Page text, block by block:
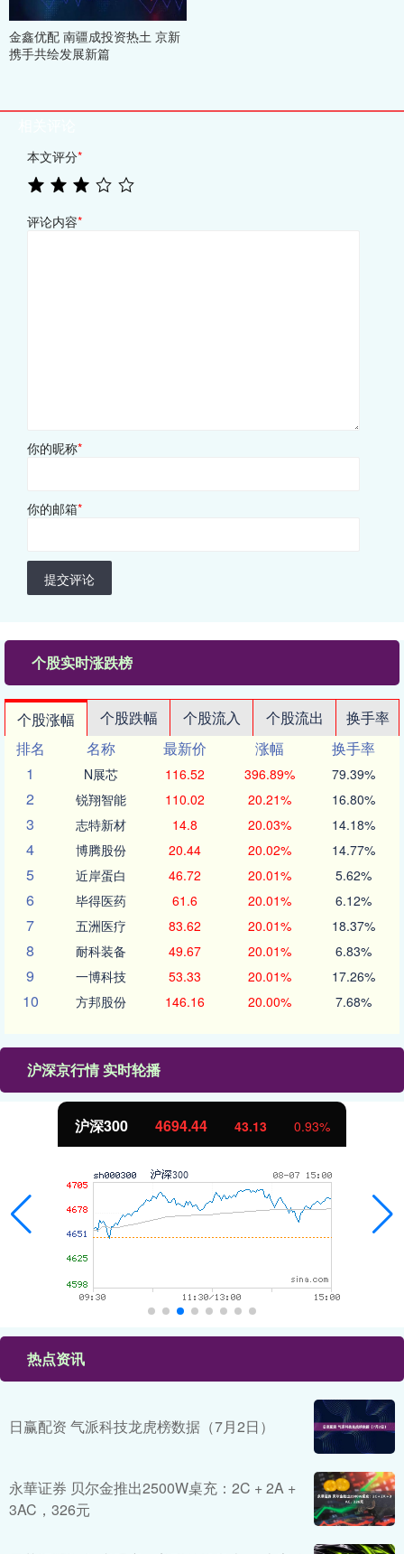
金鑫优配 南疆成投资热土 京新
携手共绘发展新篇
本文评分*
评论内容*
你的昵称*
你的邮箱*
提交评论
个股实时涨跌榜
个股涨幅 个股跌幅 个股流入 个股流出
换手率
排名
名称 最新价 涨幅
换手率
1
N展芯 116.52 396.89% 79.39%
2 锐翔智能 110.02 20.21% 16.80%
3 志特新材 14.8 20.03% 14.18%
4 博腾股份 20.44 20.02% 14.77%
5 近岸蛋白 46.72 20.01% 5.62%
6 毕得医药 61.6 20.01% 6.12%
7 五洲医疗 83.62 20.01% 18.37%
8 耐科装备 49.67 20.01% 6.83%
9 一博科技 53.33 20.01% 17.26%
10 方邦股份 146.16 20.00% 7.68%
沪深京行情 实时轮播
沪深300 4694.44 43.13 0.93%
热点资讯
日赢配资 气派科技龙虎榜数据（7月2日）
永華证券 贝尔金推出2500W桌充：2C + 2A +
3AC，326元